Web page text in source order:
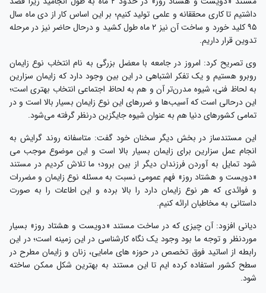
داشتیم تا کاری محققانه و علمی تولید کنیم؛ بر این اساس کار از دی ماه سال
۹۵ کلید خورد و ساخت آن نیز ۲ ماه طول کشید و درحال حاضر نیز در مرحله
تدوین قرار داریم.
وی تصریح کرد: امروز در جامعه با معضل بزرگی به نام انتخاب نوع زایمان
روبرو هستیم و یک تفکر اشتباهی در این بین وجود دارد که زایمان سزارین
به لحاظ فنی، شیوه مدرن‌تر آن و هم به لحاظ اجتماعی انتخاب بهتری است؛
این درحالی است که آسیب‌ها و ضررهای این نوع زایمان بسیار بالا است و در
تمامی کشورهای دنیا هم به عنوان شیوه جایگزین درنظر گرفته می‌شود.
این مستندساز در بخش دیگر سخنان خود گفت: متاسفانه روند گرایش به
انجام عمل سزارین برای زایمان بسیار بالا است و این موضوع موجب می
شود تمایل به آوردن فرزندان دیگر از بین برود؛ ما تلاش کردیم در مستند
«دویست و هشتاد روز» فهم عمومی نسبت به مسئله نوع زایمان و مضررات
و فوائدی که هر نوع زایمان دارد را بالا برده و این اطاعات را به صورت
داستانی به مخاطبان ارائه کنیم.
دیانی افزود: آن چیزی که در ساخت مستند «دویست و هشتاد روز» بسیار
موردنظر و توجه ما بود وجود یک نگاه کارشناسی در این زمینه است؛ در این
رابطه از اساتید فوق تخصص در حوزه های مامایی، زنان و زایمان مطرح در
سطح کشور استفاده کرده ایم تا این مستند به بهترین شکل ممکن ساخته
شود.